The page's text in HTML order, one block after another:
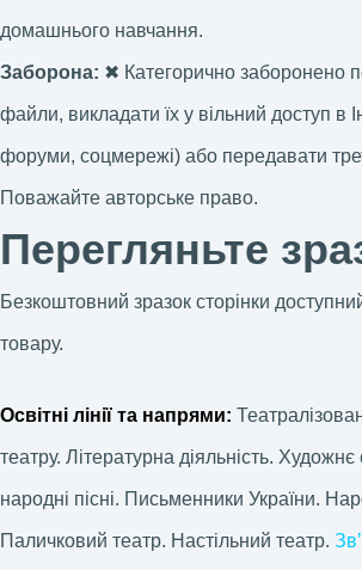
домашнього навчання.
Заборона: ✖ Категорично заборонено
файли, викладати їх у вільний доступ в
форуми, соцмережі) або передавати
Поважайте авторське право.
Перегляньте
Безкоштовний зразок сторінки
товару.
Освітні лінії та напрями:
театру. Літературна діяльність. Художнє
народні пісні. Письменники України.
Паличковий театр. Настільний театр.